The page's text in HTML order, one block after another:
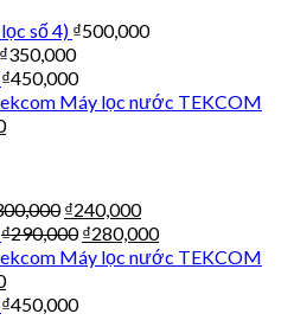
số 4) ₫500,000
₫350,000
₫450,000
Máy lọc nước TEKCOM
₫240,000
₫290,000 ₫280,000
Máy lọc nước TEKCOM
₫450,000